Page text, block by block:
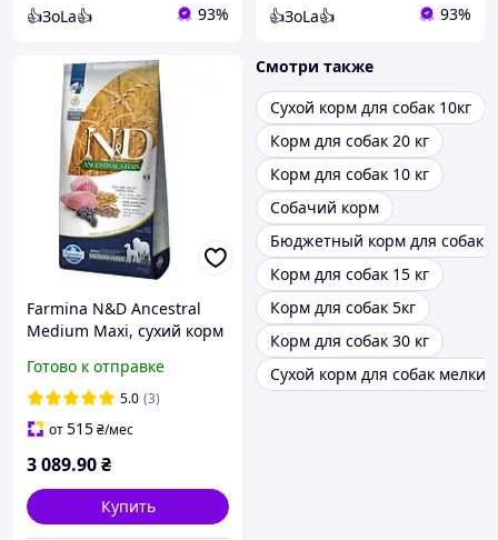
👍ЗоLa👍 93% 👍ЗоLa👍 93%
Farmina N&D Ancestral
Medium Maxi, сухий корм
чорниця
Готово к отправке
5.0 (3)
от515₴/мес
3 089.90₴
Купить
Смотри также
Сухой корм для собак 10кг
Корм для собак 20 кг
Корм для собак 10 кг
Собачий корм
Бюджетный корм для собак
Корм для собак 15 кг
Корм для собак 5кг
Корм для собак 30 кг
Сухой корм для собак